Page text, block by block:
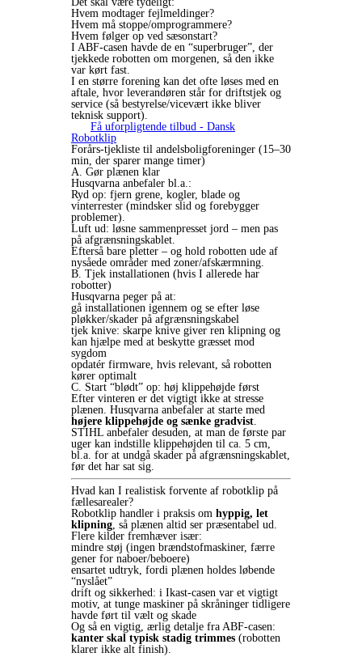
Hvem modtager fejlmeldinger?
Hvem må stoppe/omprogrammere?
Hvem følger op ved sæsonstart?
I ABF-casen havde de en “superbruger”, der
tjekkede robotten om morgenen, så den ikke
var kørt fast.
I en større forening kan det ofte løses med en
aftale, hvor leverandøren står for driftstjek og
service (så bestyrelse/vicevært ikke bliver
teknisk support).
Få uforpligtende tilbud - Dansk
Robotklip
Forårs-tjekliste til andelsboligforeninger (15–30
min, der sparer mange timer)
A. Gør plænen klar
Husqvarna anbefaler bl.a.:
Ryd op: fjern grene, kogler, blade og
vinterrester (mindsker slid og forebygger
problemer).
Luft ud: løsne sammenpresset jord – men pas
på afgrænsningskablet.
Efterså bare pletter – og hold robotten ude af
nysåede områder med zoner/afskærmning.
B. Tjek installationen (hvis I allerede har
robotter)
Husqvarna peger på at:
gå installationen igennem og se efter løse
pløkker/skader på afgrænsningskabel
tjek knive: skarpe knive giver ren klipning og
kan hjælpe med at beskytte græsset mod
sygdom
opdatér firmware, hvis relevant, så robotten
kører optimalt
C. Start “blødt” op: høj klippehøjde først
Efter vinteren er det vigtigt ikke at stresse
plænen. Husqvarna anbefaler at starte med
højere klippehøjde og sænke gradvist.
STIHL anbefaler desuden, at man de første par
uger kan indstille klippehøjden til ca. 5 cm,
bl.a. for at undgå skader på afgrænsningskablet,
før det har sat sig.
Hvad kan I realistisk forvente af robotklip på
fællesarealer?
Robotklip handler i praksis om hyppig, let
klipning, så plænen altid ser præsentabel ud.
Flere kilder fremhæver især:
mindre støj (ingen brændstofmaskiner, færre
gener for naboer/beboere)
ensartet udtryk, fordi plænen holdes løbende
“nyslået”
drift og sikkerhed: i Ikast-casen var et vigtigt
motiv, at tunge maskiner på skråninger tidligere
havde ført til vælt og skade
Og så en vigtig, ærlig detalje fra ABF-casen:
kanter skal typisk stadig trimmes (robotten
klarer ikke alt finish).